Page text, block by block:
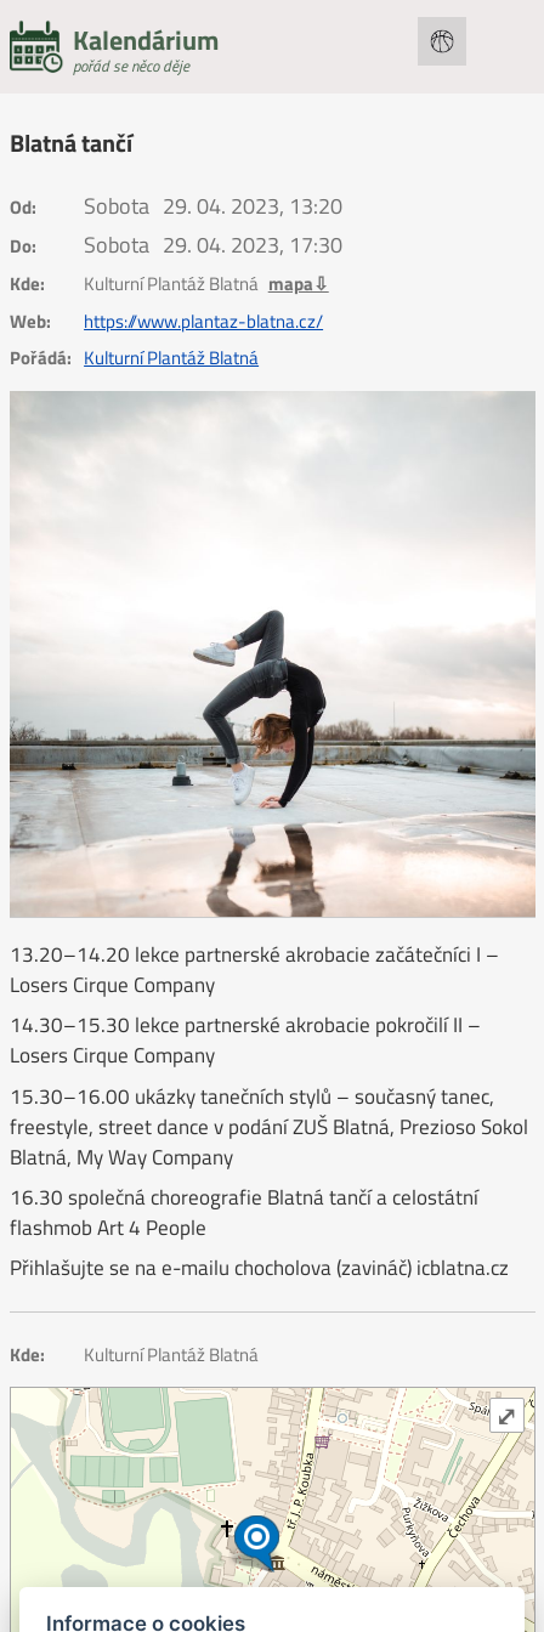
Kalendárium
pořád se něco děje
Blatná tančí
Od: Sobota 29. 04. 2023, 13:20
Do: Sobota 29. 04. 2023, 17:30
Kde: Kulturní Plantáž Blatná mapa⇩
Web:
https://www.plantaz-blatna.cz/
Pořádá: Kulturní Plantáž Blatná
13.20–14.20 lekce partnerské akrobacie začátečníci I –
Losers Cirque Company
14.30–15.30 lekce partnerské akrobacie pokročilí II –
Losers Cirque Company
15.30–16.00 ukázky tanečních stylů – současný tanec,
freestyle, street dance v podání ZUŠ Blatná, Prezioso Sokol
Blatná, My Way Company
16.30 společná choreografie Blatná tančí a celostátní
flashmob Art 4 People
Přihlašujte se na e-mailu chocholova (zavináč) icblatna.cz
Kde: Kulturní Plantáž Blatná
⤢
Informace o cookies